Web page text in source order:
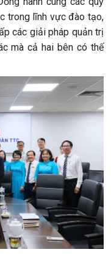
trong lĩnh vực đào tạo,
các giải pháp quản trị
mà cả hai bên có thế